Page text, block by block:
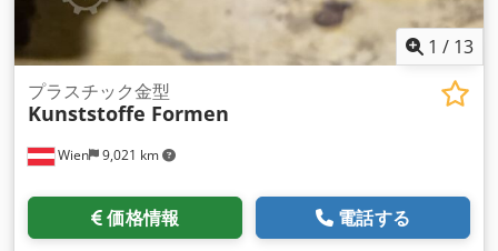
1 / 13
Wien 9,021 km
プラスチック金型
Kunststoffe Formen
価格情報 電話する